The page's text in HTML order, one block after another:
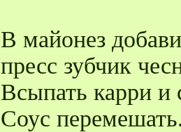
В майонез
пресс зубчик
Всыпать карри и
Соус